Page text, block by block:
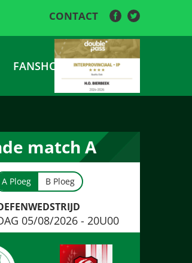
CONTACT
FANSHOP
match A
A Ploeg B Ploeg
05/08/2026 - 20U00